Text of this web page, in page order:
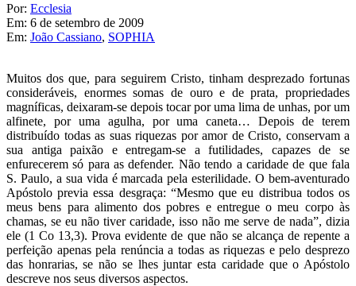
Por: Ecclesia
Em: 6 de setembro de 2009
Em: João Cassiano, SOPHIA
Muitos dos que, para seguirem Cristo, tinham desprezado fortunas
consideráveis, enormes somas de ouro e de prata, propriedades
magníficas, deixaram-se depois tocar por uma lima de unhas, por um
alfinete, por uma agulha, por uma caneta… Depois de terem
distribuído todas as suas riquezas por amor de Cristo, conservam a
sua antiga paixão e entregam-se a futilidades, capazes de se
enfurecerem só para as defender. Não tendo a caridade de que fala
S. Paulo, a sua vida é marcada pela esterilidade. O bem-aventurado
Apóstolo previa essa desgraça: “Mesmo que eu distribua todos os
meus bens para alimento dos pobres e entregue o meu corpo às
chamas, se eu não tiver caridade, isso não me serve de nada”, dizia
ele (1 Co 13,3). Prova evidente de que não se alcança de repente a
perfeição apenas pela renúncia a todas as riquezas e pelo desprezo
das honrarias, se não se lhes juntar esta caridade que o Apóstolo
descreve nos seus diversos aspectos.